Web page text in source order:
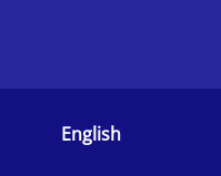
English